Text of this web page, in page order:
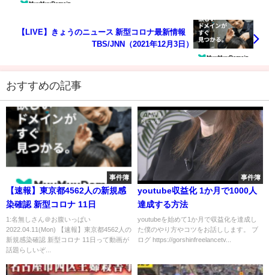
【LIVE】きょうのニュース 新型コロナ最新情報
TBS/JNN（2021年12月3日）
おすすめの記事
事件簿
【速報】東京都4562人の新規感
染確認 新型コロナ 11日
1:名無しさん＠お腹いっぱい
2022.04.11(Mon) 【速報】東京都4562人の
新規感染確認 新型コロナ 11日って動画が
話題らしいぞ...
事件簿
youtube収益化 1か月で1000人
達成する方法
youtubeを始めて1か月で収益化を達成し
た僕のやり方やコツをお話しします。 ブ
ログ https://gorshinfreelancetv...